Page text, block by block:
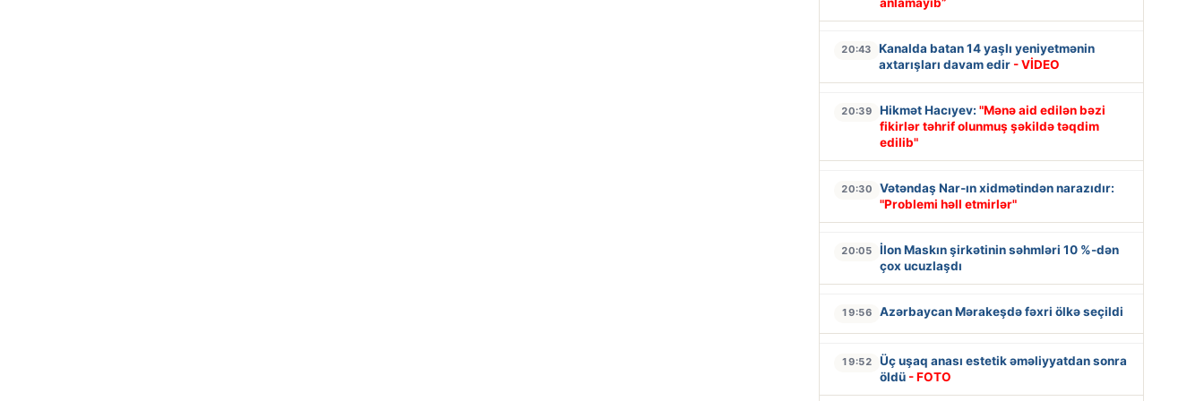
20:43
Kanalda batan 14 yaşlı yeniyetmənin
axtarışları davam edir - VİDEO
20:39 Hikmət Hacıyev: "Mənə aid edilən bəzi
fikirlər təhrif olunmuş şəkildə təqdim
edilib"
20:30
Vətəndaş Nar-ın xidmətindən narazıdır:
"Problemi həll etmirlər"
20:05
İlon Maskın şirkətinin səhmləri 10 %-dən
çox ucuzlaşdı
19:56 Azərbaycan Mərakeşdə fəxri ölkə seçildi
19:52
Üç uşaq anası estetik əməliyyatdan sonra
öldü - FOTO